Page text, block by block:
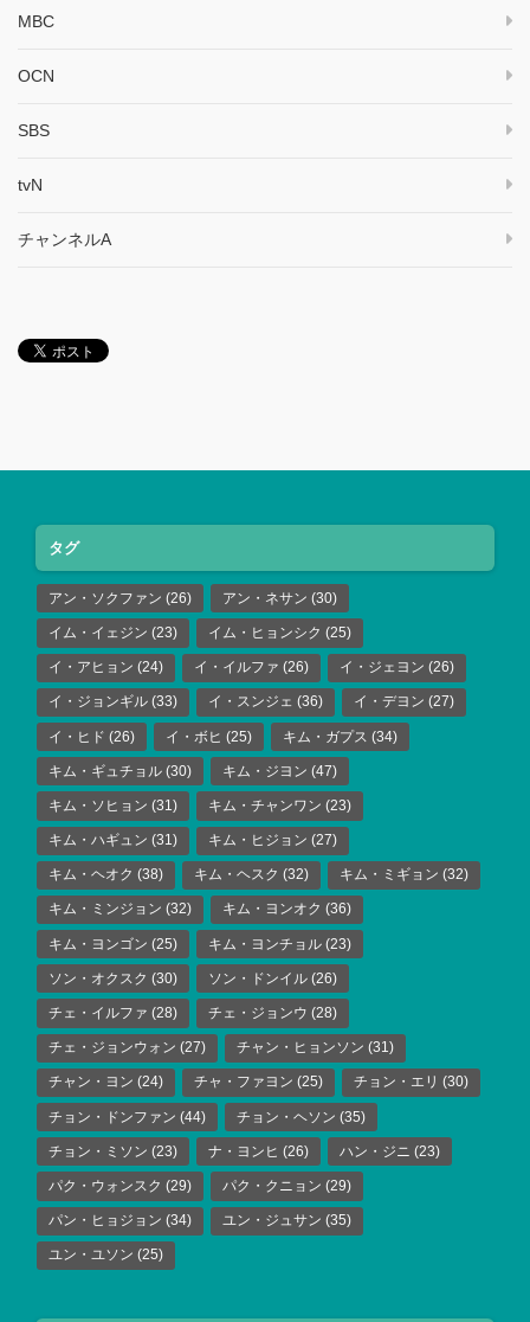
MBC
OCN
SBS
tvN
チャンネルA
タグ
アン・ソクファン (26) アン・ネサン (30)
イム・イェジン (23) イム・ヒョンシク (25)
イ・アヒョン (24) イ・イルファ (26) イ・ジェヨン (26)
イ・ジョンギル (33) イ・スンジェ (36) イ・デヨン (27)
イ・ヒド (26) イ・ボヒ (25) キム・ガプス (34)
キム・ギュチョル (30) キム・ジヨン (47)
キム・ソヒョン (31) キム・チャンワン (23)
キム・ハギュン (31) キム・ヒジョン (27)
キム・ヘオク (38) キム・ヘスク (32) キム・ミギョン (32)
キム・ミンジョン (32) キム・ヨンオク (36)
キム・ヨンゴン (25) キム・ヨンチョル (23)
ソン・オクスク (30) ソン・ドンイル (26)
チェ・イルファ (28) チェ・ジョンウ (28)
チェ・ジョンウォン (27) チャン・ヒョンソン (31)
チャン・ヨン (24) チャ・ファヨン (25) チョン・エリ (30)
チョン・ドンファン (44) チョン・ヘソン (35)
チョン・ミソン (23) ナ・ヨンヒ (26) ハン・ジニ (23)
パク・ウォンスク (29) パク・クニョン (29)
パン・ヒョジョン (34) ユン・ジュサン (35)
ユン・ユソン (25)